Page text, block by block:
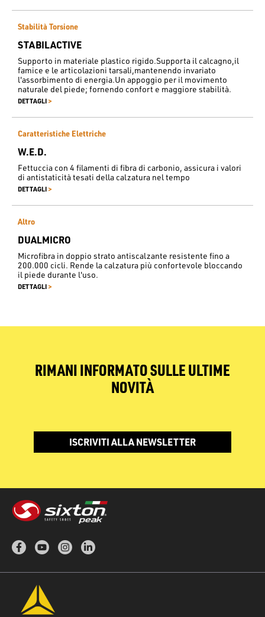
Stabilità Torsione
STABILACTIVE
Supporto in materiale plastico rigido.Supporta il calcagno,il
famice e le articolazioni tarsali,mantenendo invariato
l'assorbimento di energia.Un appoggio per il movimento
naturale del piede; fornendo confort e maggiore stabilità.
DETTAGLI >
Caratteristiche Elettriche
W.E.D.
Fettuccia con 4 filamenti di fibra di carbonio, assicura i valori
di antistaticità tesati della calzatura nel tempo
DETTAGLI >
Altro
DUALMICRO
Microfibra in doppio strato antiscalzante resistente fino a
200.000 cicli. Rende la calzatura più confortevole bloccando
il piede durante l'uso.
DETTAGLI >
RIMANI INFORMATO SULLE ULTIME
NOVITÀ
ISCRIVITI ALLA NEWSLETTER